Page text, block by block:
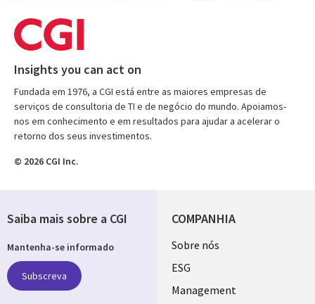
Insights you can act on
Fundada em 1976, a CGI está entre as maiores empresas de
serviços de consultoria de TI e de negócio do mundo. Apoiamos-
nos em conhecimento e em resultados para ajudar a acelerar o
retorno dos seus investimentos.
© 2026 CGI Inc.
COMPANHIA
Useful
links
PORTUGAL
Sobre nós
ESG
Management
Saiba mais sobre a CGI
Mantenha-se informado
Subscreva